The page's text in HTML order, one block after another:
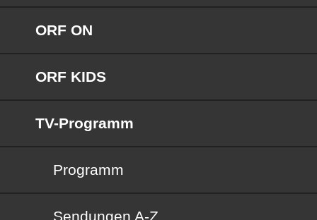
ORF ON
ORF KIDS
TV-Programm
Programm
Sendungen von A bis Z
Sendungen A-Z